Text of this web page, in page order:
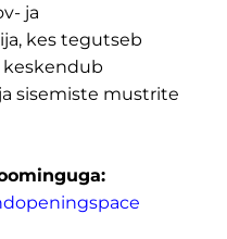
ja
kes tegutseb
keskendub
sisemiste mustrite